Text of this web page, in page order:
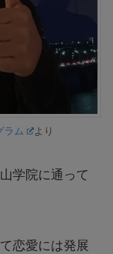
ラム より
学院に通って
恋愛には発展